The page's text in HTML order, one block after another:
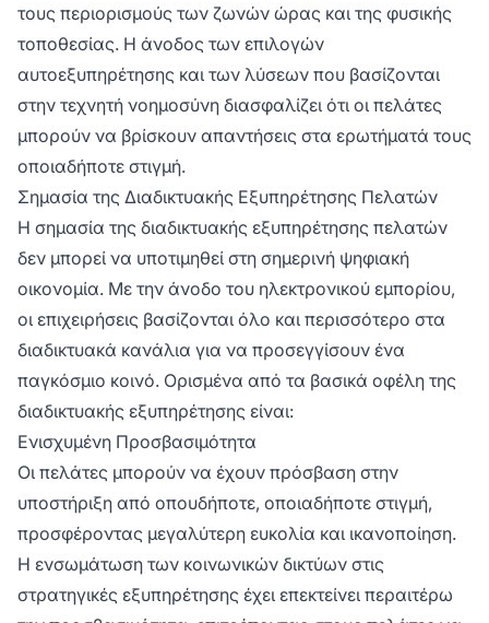
τους περιορισμούς των ζωνών ώρας και της φυσικής
τοποθεσίας. Η άνοδος των επιλογών
αυτοεξυπηρέτησης και των λύσεων που βασίζονται
στην τεχνητή νοημοσύνη διασφαλίζει ότι οι πελάτες
μπορούν να βρίσκουν απαντήσεις στα ερωτήματά τους
οποιαδήποτε στιγμή.
Σημασία της Διαδικτυακής Εξυπηρέτησης Πελατών
Η σημασία της διαδικτυακής εξυπηρέτησης πελατών
δεν μπορεί να υποτιμηθεί στη σημερινή ψηφιακή
οικονομία. Με την άνοδο του ηλεκτρονικού εμπορίου,
οι επιχειρήσεις βασίζονται όλο και περισσότερο στα
διαδικτυακά κανάλια για να προσεγγίσουν ένα
παγκόσμιο κοινό. Ορισμένα από τα βασικά οφέλη της
διαδικτυακής εξυπηρέτησης είναι:
Ενισχυμένη Προσβασιμότητα
Οι πελάτες μπορούν να έχουν πρόσβαση στην
υποστήριξη από οπουδήποτε, οποιαδήποτε στιγμή,
προσφέροντας μεγαλύτερη ευκολία και ικανοποίηση.
Η ενσωμάτωση των κοινωνικών δικτύων στις
στρατηγικές εξυπηρέτησης έχει επεκτείνει περαιτέρω